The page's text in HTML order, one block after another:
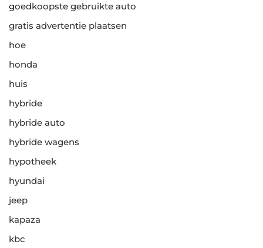
goedkoopste gebruikte auto
gratis advertentie plaatsen
hoe
honda
huis
hybride
hybride auto
hybride wagens
hypotheek
hyundai
jeep
kapaza
kbc